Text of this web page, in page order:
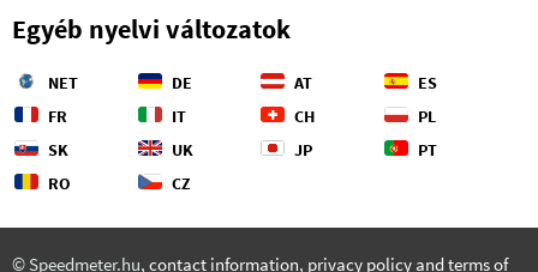
internetet az elektromos hálózaton
bemutatjuk, hogyan működik egy
modern powerline adapter, miért
képes a 4K streaming és játékok
vezetékeknél.
Egyéb nyelvi változatok
NET DE AT
ES
FR
IT CH
PL
SK
UK JP
PT
RO
CZ
© Speedmeter.hu, contact information, privacy policy and terms of